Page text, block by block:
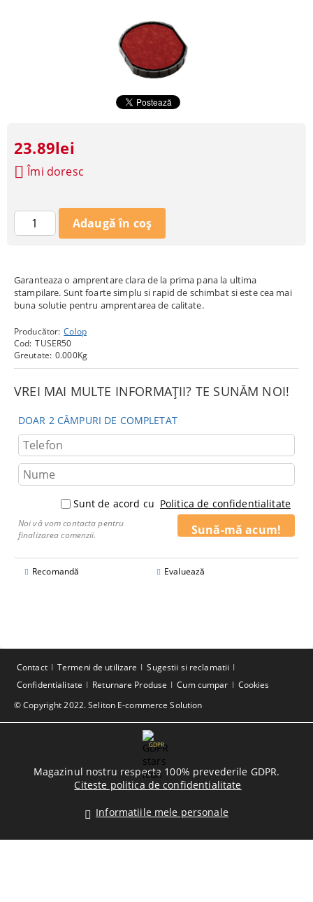
Garanteaza o amprentare clara de la prima pana la ultima
stampilare. Sunt foarte simplu si rapid de schimbat si este cea mai
buna solutie pentru amprentarea de calitate.
Producător: Colop
Cod: TUSER50
Greutate: 0.000Kg
VREI MAI MULTE INFORMAȚII? TE SUNĂM NOI!
DOAR 2 CÂMPURI DE COMPLETAT
Sunt de acord cu Politica de confidentialitate
Noi vă vom contacta pentru
finalizarea comenzii.
Recomandă Evaluează
23.89lei
Îmi doresc
© Copyright 2022. Seliton E-commerce Solution
Contact Termeni de utilizare
Sugestii si reclamatii
Confidentialitate
Returnare Produse Cum cumpar Cookies
GDPR
Magazinul nostru respecta 100% prevederile GDPR.
Citeste politica de confidentialitate
Informatiile mele personale